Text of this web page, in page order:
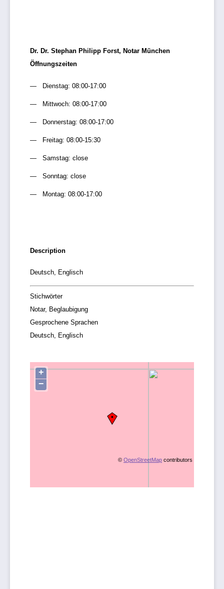
Dr. Dr. Stephan Philipp Forst, Notar München
Öffnungszeiten
Dienstag: 08:00-17:00
Mittwoch: 08:00-17:00
Donnerstag: 08:00-17:00
Freitag: 08:00-15:30
Samstag: close
Sonntag: close
Montag: 08:00-17:00
Description
Deutsch, Englisch
Stichwörter
Notar, Beglaubigung
Gesprochene Sprachen
Deutsch, Englisch
+
−
© OpenStreetMap contributors